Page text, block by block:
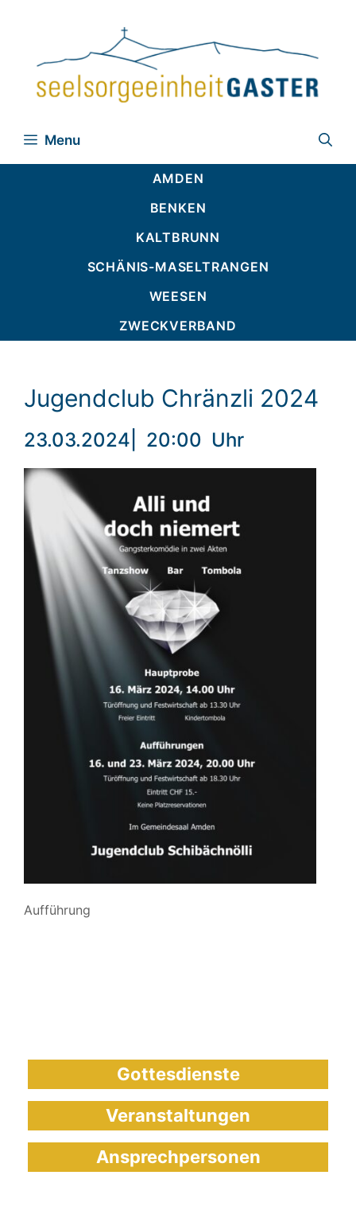
Menu
AMDEN
BENKEN
KALTBRUNN
SCHÄNIS-MASELTRANGEN
WEESEN
ZWECKVERBAND
Jugendclub Chränzli 2024
23.03.2024 20:00 Uhr
Aufführung
Gottesdienste
Veranstaltungen
Ansprechpersonen